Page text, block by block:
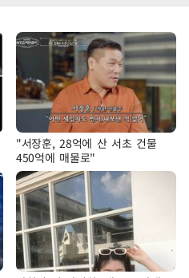
"서장훈, 28억에 산 서초 건물
450억에 매물로"